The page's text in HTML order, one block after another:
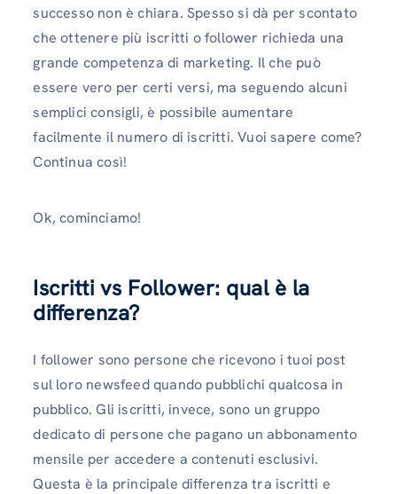
successo non è chiara. Spesso si dà per scontato
che ottenere più iscritti o follower richieda una
grande competenza di marketing. Il che può
essere vero per certi versi, ma seguendo alcuni
semplici consigli, è possibile aumentare
facilmente il numero di iscritti. Vuoi sapere come?
Continua così!
Ok, cominciamo!
Iscritti vs Follower: qual è la
differenza?
I follower sono persone che ricevono i tuoi post
sul loro newsfeed quando pubblichi qualcosa in
pubblico. Gli iscritti, invece, sono un gruppo
dedicato di persone che pagano un abbonamento
mensile per accedere a contenuti esclusivi.
Questa è la principale differenza tra iscritti e